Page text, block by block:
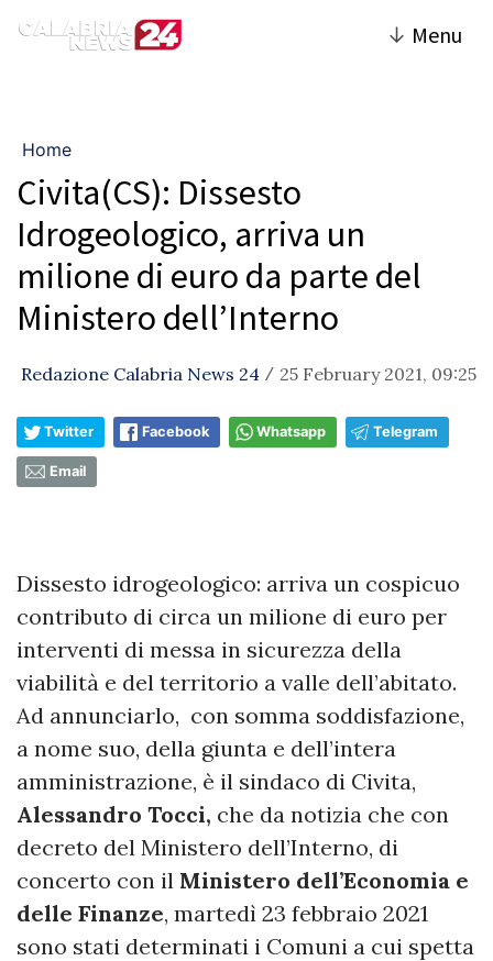
↓ Menu
Home
Civita(CS): Dissesto
Idrogeologico, arriva un
milione di euro da parte del
Ministero dell’Interno
Redazione Calabria News 24 / 25 February 2021, 09:25
Twitter Facebook Whatsapp Telegram
Email
Dissesto idrogeologico: arriva un cospicuo
contributo di circa un milione di euro per
interventi di messa in sicurezza della
viabilità e del territorio a valle dell’abitato.
Ad annunciarlo, con somma soddisfazione,
a nome suo, della giunta e dell’intera
amministrazione, è il sindaco di Civita,
Alessandro Tocci, che da notizia che con
decreto del Ministero dell’Interno, di
concerto con il Ministero dell’Economia e
delle Finanze, martedì 23 febbraio 2021
sono stati determinati i Comuni a cui spetta